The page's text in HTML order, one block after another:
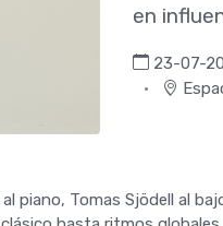
en
23-07-
piano, Tomas Sjödell al